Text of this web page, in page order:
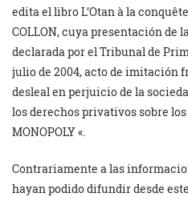
edita el libro L’Otan à la
COLLON, cuya presentación de
declarada por el Tribunal de
julio de 2004, acto de imitación
desleal en perjuicio de la
los derechos privativos sobre
MONOPOLY «.
Contrariamente a las
hayan podido difundir desde